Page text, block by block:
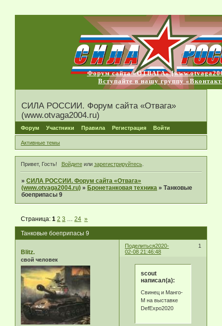
Форум сайта «ОТВАГА»
Вступайте в нашу группу
СИЛА РОССИИ. Форум сайта «Отвага»
(www.otvaga2004.ru)
Форум Участники Правила Регистрация Войти
Активные темы
Привет, Гость! Войдитеили зарегистрируйтесь.
»СИЛА РОССИИ. Форум сайта «Отвага»
(www.otvaga2004.ru) » Бронетанковая техника »Танковые
боеприпасы 9
Танковые боеприпасы 9
Страница:1 2 3 24 »
Поделиться 1
2020-
02-08 21:46:48
Blitz.
свой человек
scout
написал(а):
Свинец и Манго-
М на выставке
DefExpo2020